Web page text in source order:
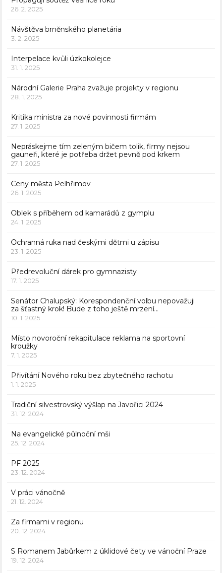
26. 2. 2025
Návštěva brněnského planetária
3. 2. 2025
Interpelace kvůli úzkokolejce
31. 1. 2025
Národní Galerie Praha zvažuje projekty v regionu
28. 1. 2025
Kritika ministra za nové povinnosti firmám
27. 1. 2025
Nepráskejme tím zeleným bičem tolik, firmy nejsou
gauneři, které je potřeba držet pevně pod krkem
27. 1. 2025
Ceny města Pelhřimov
26. 1. 2025
Oblek s příběhem od kamarádů z gymplu
24. 1. 2025
Ochranná ruka nad českými dětmi u zápisu
23. 1. 2025
Předrevoluční dárek pro gymnazisty
17. 1. 2025
Senátor Chalupský: Korespondenční volbu nepovažuji
za šťastný krok! Bude z toho ještě mrzení…
10. 1. 2025
Místo novoroční rekapitulace reklama na sportovní
kroužky
7. 1. 2025
Přivítání Nového roku bez zbytečného rachotu
1. 1. 2025
Tradiční silvestrovský výšlap na Javořici 2024
31. 12. 2024
Na evangelické půlnoční mši
25. 12. 2024
PF 2025
23. 12. 2024
V práci vánočně
21. 12. 2024
Za firmami v regionu
20. 12. 2024
S Romanem Jabůrkem z úklidové čety ve vánoční Praze
19. 12. 2024